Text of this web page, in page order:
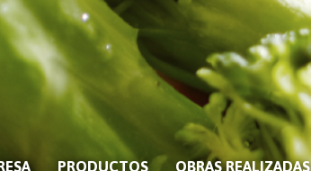
PRODUCTOS OBRAS REALIZADAS